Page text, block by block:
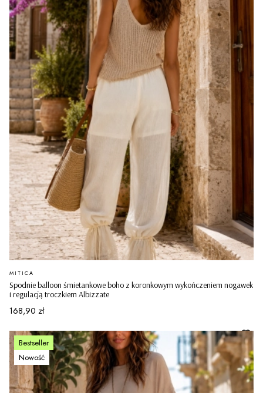
Spodnie balloon śmietankowe boho z koronkowym wykończeniem nogawek
i regulacją troczkiem Albizzate
PRODUCENT
MITICA
Cena
168,90 zł
Bestseller
Nowość